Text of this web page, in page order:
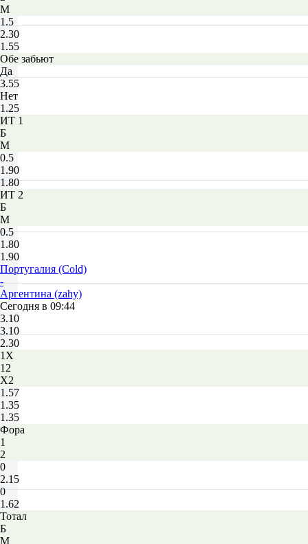
М
1.5
2.30
1.55
Обе забьют
Да
3.55
Нет
1.25
ИТ 1
Б
М
0.5
1.90
1.80
ИТ 2
Б
М
0.5
1.80
1.90
Португалия (Cold)
-
Аргентина (zahy)
Сегодня в 09:44
3.10
3.10
2.30
1X
12
X2
1.57
1.35
1.35
Фора
1
2
0
2.15
0
1.62
Тотал
Б
М